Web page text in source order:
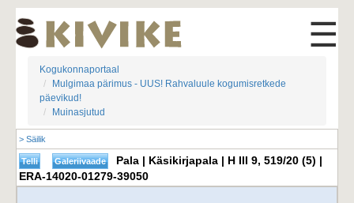
☰
Kogukonnaportaal
Mulgimaa pärimus - UUS! Rahvaluule kogumisretkede
päevikud!
Muinasjutud
> Säilik
Pala | Käsikirjapala | H III 9, 519/20 (5) |
ERA-14020-01279-39050